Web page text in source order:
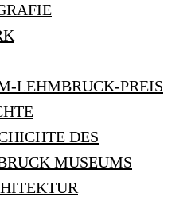
LEHMBRUCK-PREIS
DES
MUSEUMS